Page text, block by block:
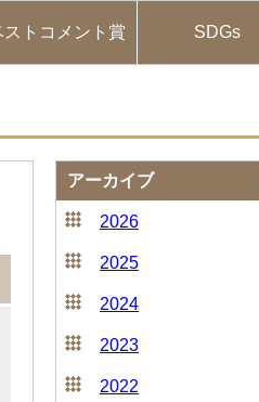
ストコメント賞 SDGs
アーカイブ
2026
2025
2024
2023
2022